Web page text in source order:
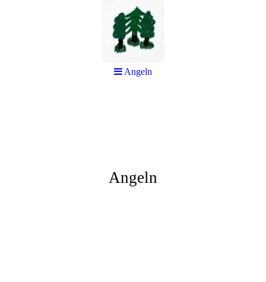
Angeln
Angeln